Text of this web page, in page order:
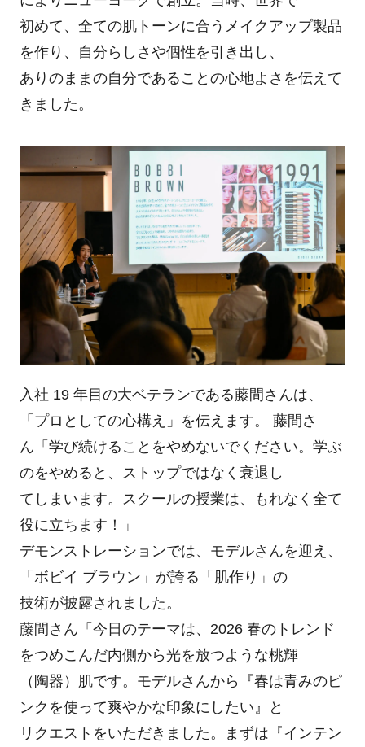
初めて、全ての肌トーンに合うメイクアップ製品
を作り、自分らしさや個性を引き出し、
ありのままの自分であることの心地よさを伝えて
きました。
入社 19 年目の大ベテランである藤間さんは、
「プロとしての心構え」を伝えます。 藤間さ
ん「学び続けることをやめないでください。学ぶ
のをやめると、ストップではなく衰退し
てしまいます。スクールの授業は、もれなく全て
役に立ちます！」
デモンストレーションでは、モデルさんを迎え、
「ボビイ ブラウン」が誇る「肌作り」の
技術が披露されました。
藤間さん「今日のテーマは、2026 春のトレンド
をつめこんだ内側から光を放つような桃輝
（陶器）肌です。モデルさんから『春は青みのピ
ンクを使って爽やかな印象にしたい』と
リクエストをいただきました。まずは『インテン